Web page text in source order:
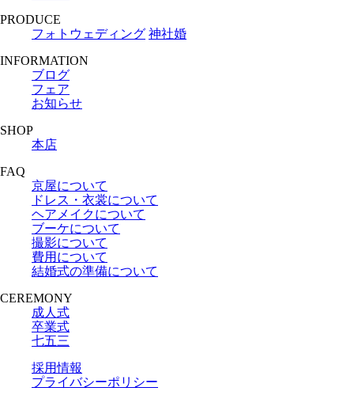
PRODUCE
フォトウェディング 神社婚
INFORMATION
ブログ
フェア
お知らせ
SHOP
本店
FAQ
京屋について
ドレス・衣裳について
ヘアメイクについて
ブーケについて
撮影について
費用について
結婚式の準備について
CEREMONY
成人式
卒業式
七五三
採用情報
プライバシーポリシー